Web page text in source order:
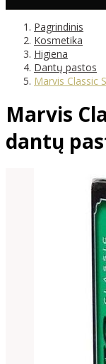
Pagrindinis
Kosmetika
Higiena
Dantų pastos
Marvis Classic
Marvis
dantų